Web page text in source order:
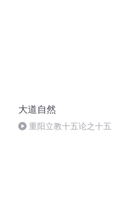
大道自然
重阳立教十五论之十五